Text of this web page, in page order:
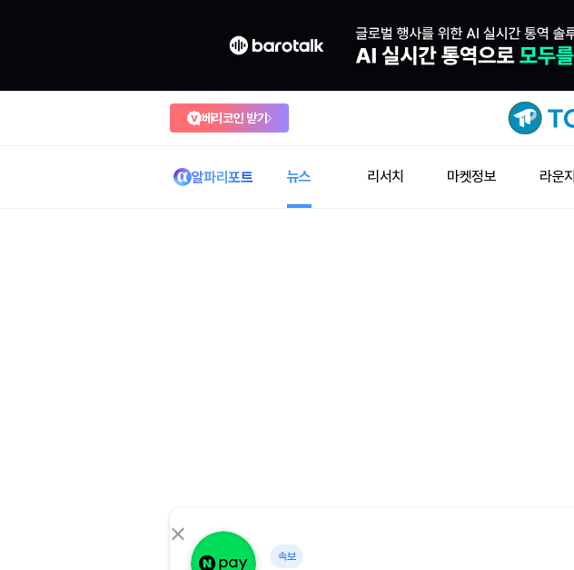
베리코인 받기
알파리포트 뉴스 리서치 마켓정보 라운지
속보